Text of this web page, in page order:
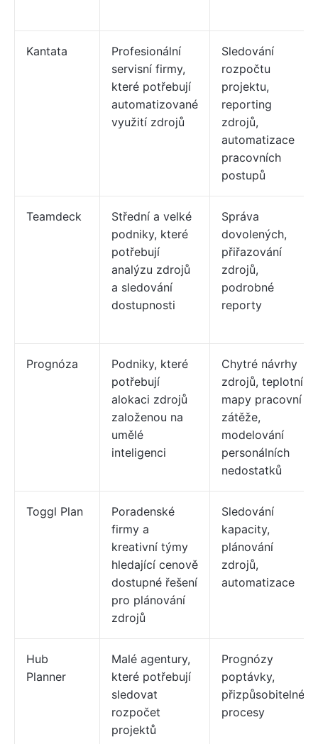
Kantata
Profesionální
servisní firmy,
které potřebují
automatizované
využití zdrojů
Sledování
rozpočtu
projektu,
reporting
zdrojů,
automatizace
pracovních
postupů
Teamdeck
Střední a velké
podniky, které
potřebují
analýzu zdrojů
a sledování
dostupnosti
Správa
dovolených,
přiřazování
zdrojů,
podrobné
reporty
Prognóza
Podniky, které
potřebují
alokaci zdrojů
založenou na
umělé
inteligenci
Chytré návrhy
zdrojů, teplotní
mapy pracovní
zátěže,
modelování
personálních
nedostatků
Toggl Plan
Poradenské
firmy a
kreativní týmy
hledající cenově
dostupné řešení
pro plánování
zdrojů
Sledování
kapacity,
plánování
zdrojů,
automatizace
Hub
Planner
Malé agentury,
které potřebují
sledovat
rozpočet
projektů
Prognózy
poptávky,
přizpůsobitelné
procesy